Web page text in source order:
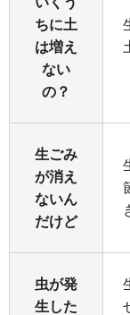
ちに土
は増え
ない
の？
生ごみ
が消え
ないん
だけど
虫が発
生した